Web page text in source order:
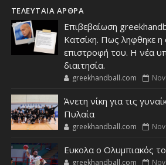
ΤΕΛΕΥΤΑΙΑ ΑΡΘΡΑ
Επιβεβαίωση
Κατσίκη. Πως ληφθηκε
επιστροφή του. Η νέα
διαιτησία.
greekhandball.com
Άνετη νίκη για τις
Πυλαία
greekhandball.com
Ευκολα ο Ολυμπιακός
greekhandball.com